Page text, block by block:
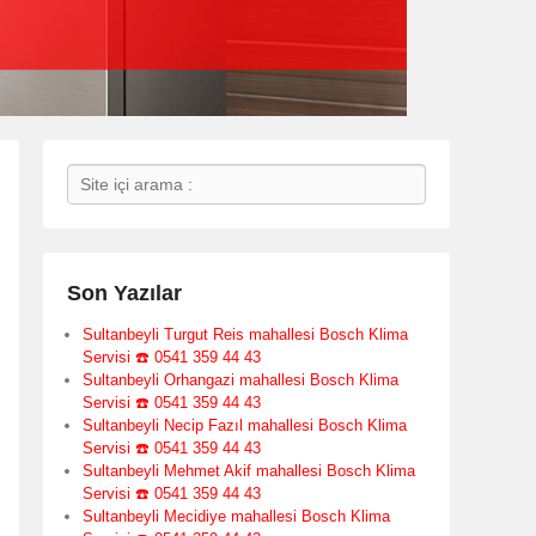
Search
Son Yazılar
Sultanbeyli Turgut Reis mahallesi Bosch Klima
Servisi ☎️ 0541 359 44 43
Sultanbeyli Orhangazi mahallesi Bosch Klima
Servisi ☎️ 0541 359 44 43
Sultanbeyli Necip Fazıl mahallesi Bosch Klima
Servisi ☎️ 0541 359 44 43
Sultanbeyli Mehmet Akif mahallesi Bosch Klima
Servisi ☎️ 0541 359 44 43
Sultanbeyli Mecidiye mahallesi Bosch Klima